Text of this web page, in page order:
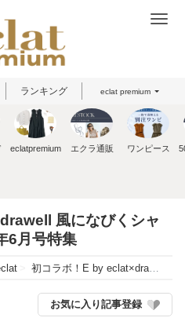
ランキング eclat premium
eclatpremium エクラ通販 ワンピース
風になびくシャ
6月号特集
初コラボ！E by eclat×drawell 風になびくシャツスタイル éclat2026年6月号特集
お気に入り記事登録